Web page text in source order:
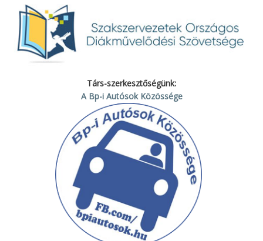
Társ-szerkesztőségünk:
A Bp-i Autósok Közössége